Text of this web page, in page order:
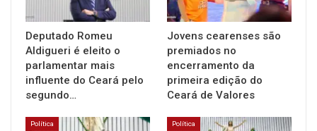
Deputado Romeu
Aldigueri é eleito o
parlamentar mais
influente do Ceará pelo
segundo…
Jovens cearenses são
premiados no
encerramento da
primeira edição do
Ceará de Valores
Política Política